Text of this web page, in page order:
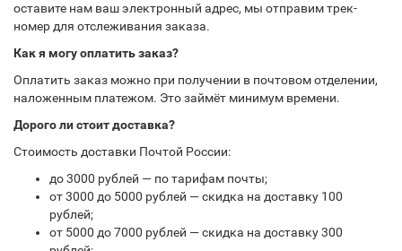
оставите нам ваш электронный адрес, мы отправим трек-
номер для отслеживания заказа.
Как я могу оплатить заказ?
Оплатить заказ можно при получении в почтовом отделении,
наложенным платежом. Это займёт минимум времени.
Дорого ли стоит доставка?
Стоимость доставки Почтой России:
до 3000 рублей — по тарифам почты;
от 3000 до 5000 рублей — скидка на доставку 100
рублей;
от 5000 до 7000 рублей — скидка на доставку 300